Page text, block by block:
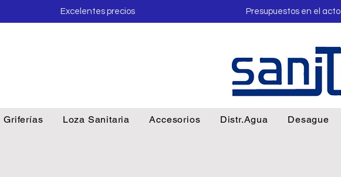
Griferías Loza Sanitaria Accesorios Distr.Agua Desague
Excelentes precios Presupuestos en el acto